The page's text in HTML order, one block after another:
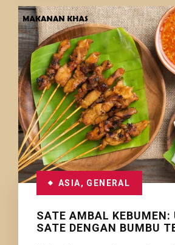
ASIA, GENERAL
SATE AMBAL KEBUMEN:
SATE DENGAN BUMBU